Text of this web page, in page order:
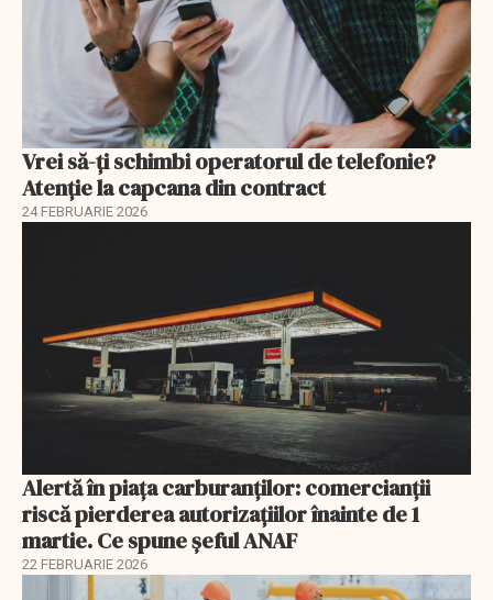
Vrei să-ți schimbi operatorul de telefonie?
Atenție la capcana din contract
24 FEBRUARIE 2026
Alertă în piața carburanților: comercianții
riscă pierderea autorizațiilor înainte de 1
martie. Ce spune șeful ANAF
22 FEBRUARIE 2026